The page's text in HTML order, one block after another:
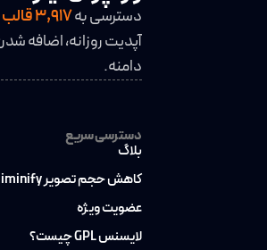
دسترسی به3,917قالب
آپدیت روزانه، اضافه
دامنه.
دسترسی سریع
بلاگ
کاهش حجم تصویر iminify
عضویت ویژه
لایسنس GPL چیست؟